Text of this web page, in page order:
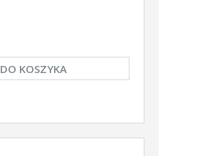
DO KOSZYKA